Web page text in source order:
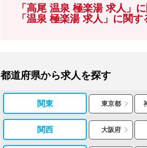
「高尾 温泉 極楽湯 求人」
「温泉 極楽湯 求人」に関
都道府県から求人を探す
関東 東京都
関西 大阪府